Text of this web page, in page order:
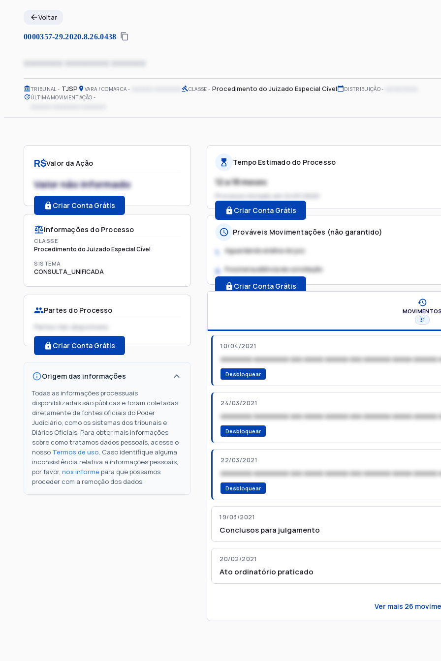
Voltar
0000357-29.2020.8.26.0438
xxxxxxxx xxxxxxxxx xxxxxxx
TRIBUNAL TJSP VARA / COMARCA CLASSE Procedimento do Juizado Especial Cível DISTRIBUIÇÃO
ÚLTIMA MOVIMENTAÇÃO
R$Valor da Ação
Valor não informado
Criar Conta Grátis
Informações do Processo
CLASSE
Procedimento do Juizado Especial Cível
SISTEMA
CONSULTA_UNIFICADA
Partes do Processo
Partes não disponíveis
Criar Conta Grátis
Origem das informações
Todas as informações processuais
disponibilizadas são públicas e foram coletadas
diretamente de fontes oficiais do Poder
Judiciário, como os sistemas dos tribunais e
Diários Oficiais. Para obter mais informações
sobre como tratamos dados pessoais, acesse o
nosso Termos de uso. Caso identifique alguma
inconsistência relativa a informações pessoais,
por favor, nos informe para que possamos
proceder com a remoção dos dados.
Tempo Estimado do Processo
12 a 18 meses
Processo iniciado em
Criar Conta Grátis
Prováveis Movimentações (não garantido)
1. Aguardando análise do juiz
2. Possível audiência de conciliação
Criar Conta Grátis
MOVIMENTOS
31
10/04/2021
xxxxxxxx xxxxxxxxx xxx xxxxx xxxxxx xxx xxxxxxx xxxxx xxxxxx
Desbloquear
24/03/2021
xxxxxxxx xxxxxxxxx xxx xxxxx xxxxxx xxx xxxxxxx xxxxx xxxxxx
Desbloquear
22/03/2021
xxxxxxxx xxxxxxxxx xxx xxxxx xxxxxx xxx xxxxxxx xxxxx xxxxxx
Desbloquear
19/03/2021
Conclusos para julgamento
20/02/2021
Ato ordinatório praticado
Ver mais 26